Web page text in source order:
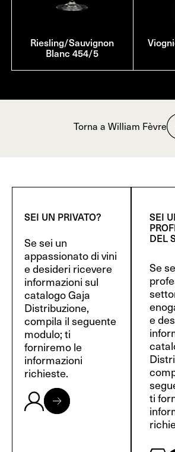
Riesling/Sauvignon
Blanc 454/5
Torna a William Fèvre
SEI UN PRIVATO?
Se sei un
appassionato di vini
e desideri ricevere
informazioni sul
catalogo Gaja
Distribuzione,
compila il seguente
modulo; ti
forniremo le
informazioni
richieste.
SEI
DEL
Se
e
ti